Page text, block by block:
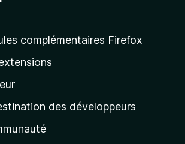
complémentaires Firefox
des développeurs